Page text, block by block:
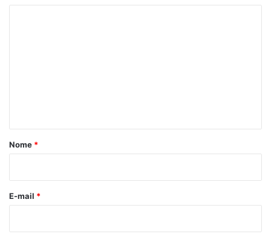
r
*
Nome *
E-mail *